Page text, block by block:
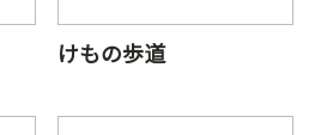
けもの歩道